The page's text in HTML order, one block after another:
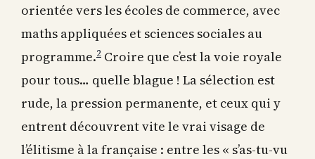
orientée vers les écoles de commerce, avec
maths appliquées et sciences sociales au
programme.2 Croire que c’est la voie royale
pour tous… quelle blague ! La sélection est
rude, la pression permanente, et ceux qui y
entrent découvrent vite le vrai visage de
l’élitisme à la française : entre les « s’as-tu-vu